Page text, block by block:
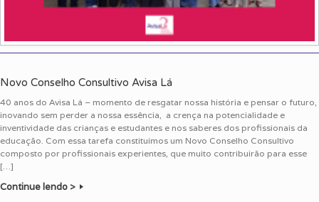
Novo Conselho Consultivo Avisa Lá
40 anos do Avisa Lá – momento de resgatar nossa história e pensar o futuro,
inovando sem perder a nossa essência, a crença na potencialidade e
inventividade das crianças e estudantes e nos saberes dos profissionais da
educação. Com essa tarefa constituímos um Novo Conselho Consultivo
composto por profissionais experientes, que muito contribuirão para esse
[…]
Continue lendo >